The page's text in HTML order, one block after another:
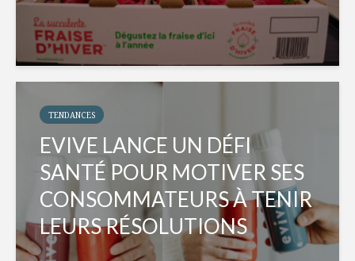
TENDANCES
EVIVE LANCE UN DÉFI
SANTÉ POUR MOTIVER SES
CONSOMMATEURS À TENIR
LEURS RÉSOLUTIONS